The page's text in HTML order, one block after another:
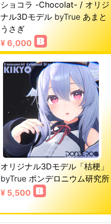
ショコラ -Chocolat- / オリジ
ナル3Dモデル byTrue あまと
うさぎ
¥ 6,000
オリジナル3Dモデル「桔梗」
byTrue ポンデロニウム研究所
¥ 5,500